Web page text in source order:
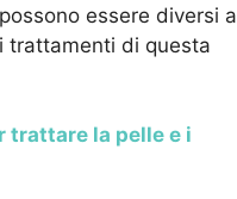
essere diversi a
trattamenti di questa
trattare la pelle e i